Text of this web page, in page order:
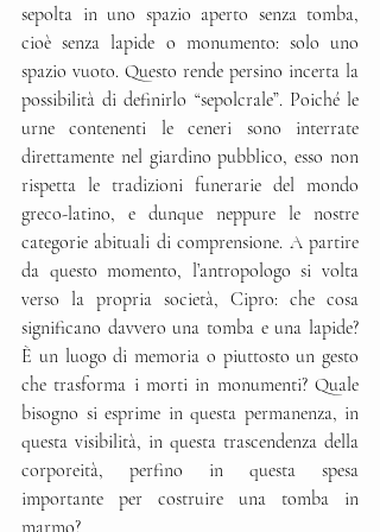
sepolta in uno spazio aperto senza tomba,
cioè senza lapide o monumento: solo uno
spazio vuoto. Questo rende persino incerta la
possibilità di definirlo “sepolcrale”. Poiché le
urne contenenti le ceneri sono interrate
direttamente nel giardino pubblico, esso non
rispetta le tradizioni funerarie del mondo
greco-latino, e dunque neppure le nostre
categorie abituali di comprensione. A partire
da questo momento, l’antropologo si volta
verso la propria società, Cipro: che cosa
significano davvero una tomba e una lapide?
È un luogo di memoria o piuttosto un gesto
che trasforma i morti in monumenti? Quale
bisogno si esprime in questa permanenza, in
questa visibilità, in questa trascendenza della
corporeità, perfino in questa spesa
importante per costruire una tomba in